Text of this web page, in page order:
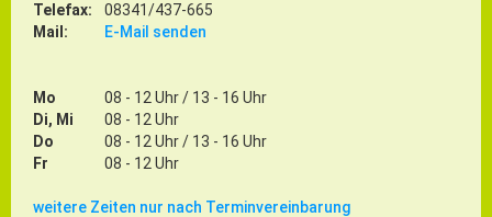
Wirtschaftsstandort
Einzelhandel & aktive Innenstadt
Marketing-Kampagne
Tourismus- & Stadtmarketing
Telefax:
08341/437-665
Mail:
E-Mail senden
Mo
08 - 12 Uhr / 13 - 16 Uhr
Di, Mi
08 - 12 Uhr
Do
08 - 12 Uhr / 13 - 16 Uhr
Fr
08 - 12 Uhr
weitere Zeiten nur nach Terminvereinbarung